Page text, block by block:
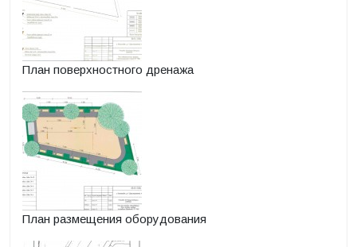
План поверхностного дренажа
План размещения оборудования